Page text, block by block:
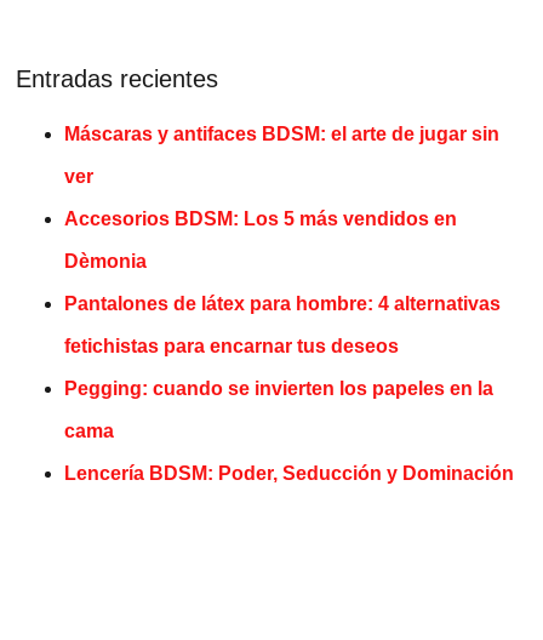
Entradas recientes
Máscaras y antifaces BDSM: el arte de jugar sin
ver
Accesorios BDSM: Los 5 más vendidos en
Dèmonia
Pantalones de látex para hombre: 4 alternativas
fetichistas para encarnar tus deseos
Pegging: cuando se invierten los papeles en la
cama
Lencería BDSM: Poder, Seducción y Dominación